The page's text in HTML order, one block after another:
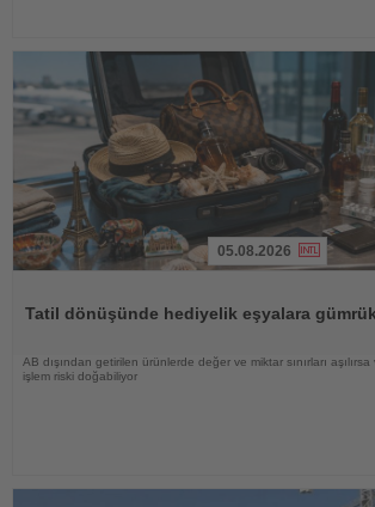
05.08.2026
Tatil dönüşünde hediyelik eşyalara gümrük
AB dışından getirilen ürünlerde değer ve miktar sınırları
işlem riski doğabiliyor